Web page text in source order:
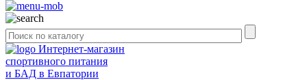
Интернет-магазин
спортивного питания
и БАД в Евпатории